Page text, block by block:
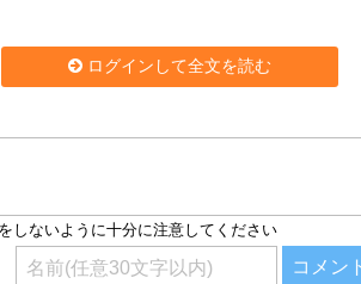
ログインして全文を読む